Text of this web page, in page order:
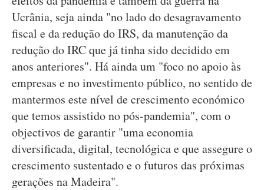
Ucrânia, seja ainda "no lado do desagravamento
fiscal e da redução do IRS, da manutenção da
redução do IRC que já tinha sido decidido em
anos anteriores". Há ainda um "foco no apoio às
empresas e no investimento público, no sentido de
mantermos este nível de crescimento económico
que temos assistido no pós-pandemia", com o
objectivos de garantir "uma economia
diversificada, digital, tecnológica e que assegure o
crescimento sustentado e o futuros das próximas
gerações na Madeira".